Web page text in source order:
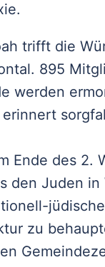
trifft die
895
werden
erinnert
Ende des 2.
den Juden in
jüdische
zu